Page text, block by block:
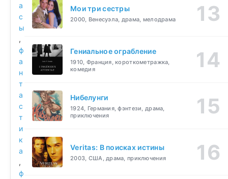
а
с
ы
,
ф
а
н
т
а
с
т
и
к
а
,
ф
Мои три сестры
2000, Венесуэла, драма, мелодрама
Гениальное ограбление
1910, Франция, короткометражка,
комедия
Нибелунги
1924, Германия, фэнтези, драма,
приключения
Veritas: В поисках истины
2003, США, драма, приключения